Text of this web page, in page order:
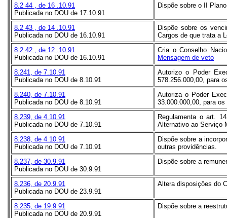
8.2 44 , de 16 .10.91
Publicada no DOU de 17.10.91
Dispõe sobre o II
8.2 43 , de 14 .10.91
Publicada no DOU de 16.10.91
Dispõe sobre os
Cargos de que trata a
8.2 42 , de 12 .10.91
Publicada no DOU de 16.10.91
Cria o Conselho
Mensagem de veto
8.241, de 7.10.91
Publicada no DOU de 8.10.91
Autorizo o Poder
578.256.000,00, para
8.240, de 7.10.91
Publicada no DOU de 8.10.91
Autoriza o Poder
33.000.000,00, para
8.239, de 4.10.91
Publicada no DOU de 7.10.91
Regulamenta o art.
Alternativo ao Serviço
8.238, de 4.10.91
Publicada no DOU de 7.10.91
Dispõe sobre a
outras providências.
8.237, de 30.9.91
Publicada no DOU de 30.9.91
Dispõe sobre a
8.236, de 20.9.91
Publicada no DOU de 23.9.91
Altera disposições do
8.235, de 19.9.91
Publicada no DOU de 20.9.91
Dispõe sobre a